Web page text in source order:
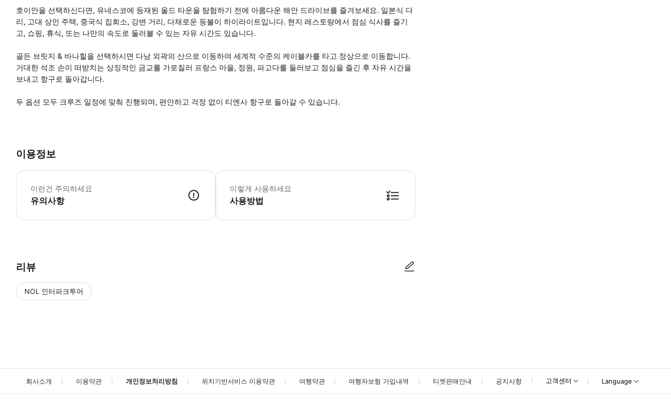
호이안을 선택하신다면, 유네스코에 등재된 올드 타운을 탐험하기 전에 아름다운 해안 드라이브를 즐겨보세요. 일본식 다
리, 고대 상인 주택, 중국식 집회소, 강변 거리, 다채로운 등불이 하이라이트입니다. 현지 레스토랑에서 점심 식사를 즐기
고, 쇼핑, 휴식, 또는 나만의 속도로 둘러볼 수 있는 자유 시간도 있습니다.
골든 브릿지 & 바나힐을 선택하시면 다낭 외곽의 산으로 이동하여 세계적 수준의 케이블카를 타고 정상으로 이동합니다.
거대한 석조 손이 떠받치는 상징적인 금교를 가로질러 프랑스 마을, 정원, 파고다를 둘러보고 점심을 즐긴 후 자유 시간을
보내고 항구로 돌아갑니다.
두 옵션 모두 크루즈 일정에 맞춰 진행되며, 편안하고 걱정 없이 티엔사 항구로 돌아갈 수 있습니다.
이용정보
이런건 주의하세요
유의사항
소요 시간: 소요 시간: 약 6-7시간 픽업 시간: 크루즈 일정에 따라 유동적 방문하기 가장 좋은 시간: 매월 음력 14일에 열리는 등불 축제의 밤 항구가 넓기
이렇게 사용하세요
사용방법
리뷰
NOL 인터파크투어
회사소개 이용약관 개인정보처리방침 위치기반서비스 이용약관 여행약관 여행자보험 가입내역 티켓판매안내 공지사항 고객센터 Language